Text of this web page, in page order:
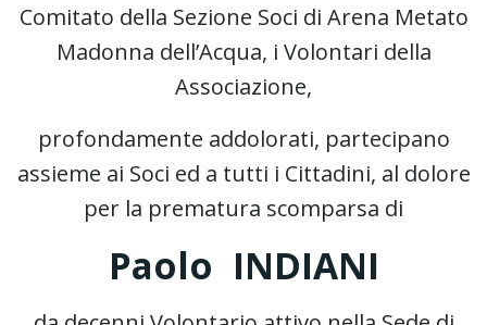
Comitato della Sezione Soci di Arena Metato
Madonna dell’Acqua, i Volontari della
Associazione,
profondamente addolorati, partecipano
assieme ai Soci ed a tutti i Cittadini, al dolore
per la prematura scomparsa di
Paolo INDIANI